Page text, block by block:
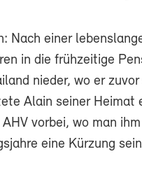
Nach einer
in die frühzeitige
nieder, wo er
Alain seiner Heimat
vorbei, wo man
eine Kürzung